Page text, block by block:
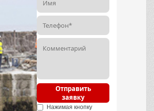
Отправить
заявку
Нажимая кнопку